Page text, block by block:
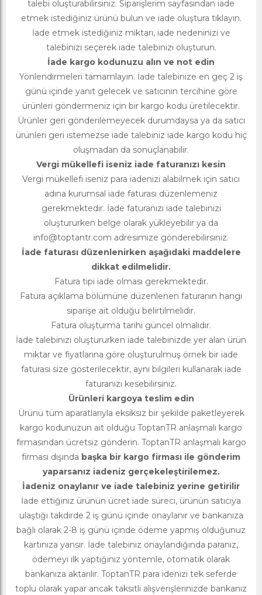
talebi oluşturabilirsiniz. Siparişlerim sayfasından iade
etmek istediğiniz ürünü bulun ve iade oluştura tıklayın.
İade etmek istediğiniz miktarı, iade nedeninizi ve
talebinizi seçerek iade talebinizi oluşturun.
İade kargo kodunuzu alın ve not edin
Yönlendirmeleri tamamlayın. İade talebinize en geç 2 iş
günü içinde yanıt gelecek ve satıcının tercihine göre
ürünleri göndermeniz için bir kargo kodu üretilecektir.
Ürünler geri gönderilemeyecek durumdaysa ya da satıcı
ürünleri geri istemezse iade talebiniz iade kargo kodu hiç
oluşmadan da sonuçlanabilir.
Vergi mükellefi iseniz iade faturanızı kesin
Vergi mükellefi iseniz para iadenizi alabilmek için satıcı
adına kurumsal iade faturası düzenlemeniz
gerekmektedir. İade faturanızı iade talebinizi
oluştururken belge olarak yükleyebilir ya da
info@toptantr.com adresimize gönderebilirsiniz.
İade faturası düzenlenirken aşağıdaki maddelere
dikkat edilmelidir.
Fatura tipi iade olması gerekmektedir.
Fatura açıklama bölümüne düzenlenen faturanın hangi
siparişe ait olduğu belirtilmelidir.
Fatura oluşturma tarihi güncel olmalıdır.
İade talebinizi oluştururken iade talebinizde yer alan ürün
miktar ve fiyatlarına göre oluşturulmuş örnek bir iade
faturası size gösterilecektir, aynı bilgileri kullanarak iade
faturanızı kesebilirsiniz.
Ürünleri kargoya teslim edin
Ürünü tüm aparatlarıyla eksiksiz bir şekilde paketleyerek
kargo kodunuzun ait olduğu ToptanTR anlaşmalı kargo
firmasından ücretsiz gönderin. ToptanTR anlaşmalı kargo
firması dışında başka bir kargo firması ile gönderim
yaparsanız iadeniz gerçekeleştirilemez.
İadeniz onaylanır ve iade talebiniz yerine getirilir
İade ettiğiniz ürünün ücret iade süreci, ürünün satıcıya
ulaştığı takdirde 2 iş günü içinde onaylanır ve bankanıza
bağlı olarak 2-8 iş günü içinde ödeme yapmış olduğunuz
kartınıza yansır. İade talebiniz onaylandığında paranız,
ödemeyi ilk yaptığınız yöntemle, otomatik olarak
bankanıza aktarılır. ToptanTR para idenizi tek seferde
toplu olarak yapar ancak taksitli alışverişlerinizde bankanız